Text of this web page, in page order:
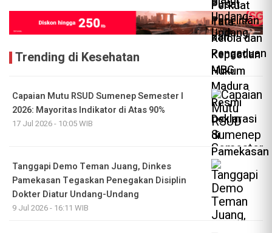
Trending di Kesehatan
Capaian Mutu RSUD Sumenep Semester I
2026: Mayoritas Indikator di Atas 90%
17 Jul 2026 - 10:05 WIB
Tanggapi Demo Teman Juang, Dinkes
Pamekasan Tegaskan Penegakan Disiplin
Dokter Diatur Undang-Undang
9 Jul 2026 - 16:11 WIB